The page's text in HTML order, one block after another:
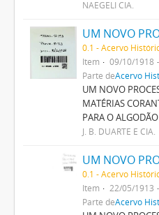
NAEGELI CIA.
0.1 - Acervo
Item
09/10/1918
Parte deAcervo
UM NOVO
MATÉRIAS
PARA O
J. B. DUARTE E CIA.
0.1 - Acervo
Item
22/05/1913
Parte deAcervo